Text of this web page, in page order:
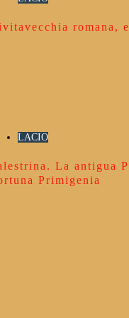
romana,
LACIO
La antigua
Primigenia